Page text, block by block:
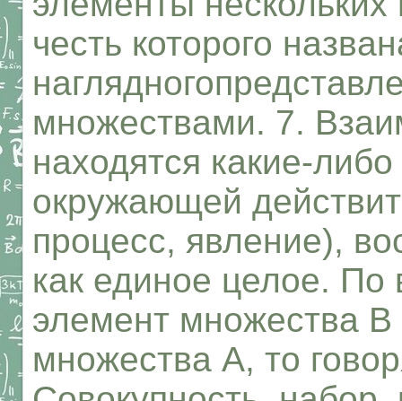
честь которого
множествами. 7.
находятся какие-
окружающей
процесс, явление),
как единое целое.
элемент множества
множества А, то